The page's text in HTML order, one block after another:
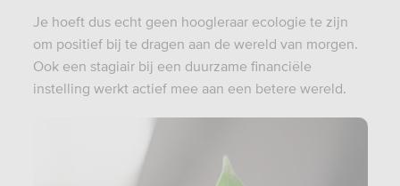
Je hoeft dus echt geen hoogleraar ecologie te zijn
om positief bij te dragen aan de wereld van morgen.
Ook een stagiair bij een duurzame financiële
instelling werkt actief mee aan een betere wereld.